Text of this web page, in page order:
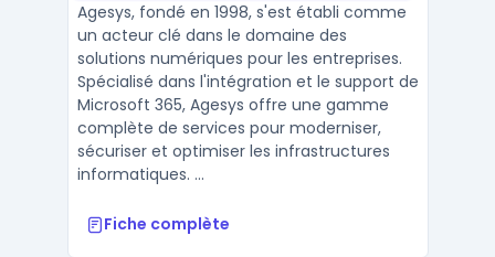
Agesys, fondé en 1998, s'est établi comme
un acteur clé dans le domaine des
solutions numériques pour les entreprises.
Spécialisé dans l'intégration et le support de
Microsoft 365, Agesys offre une gamme
complète de services pour moderniser,
sécuriser et optimiser les infrastructures
informatiques. ...
Fiche complète